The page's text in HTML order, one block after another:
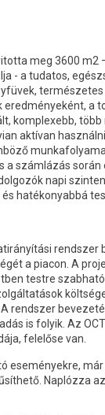
meg 3600
- a tudatos,
komplexebb,
aktívan
a számlázás
napi
hatékonyabbá
a piacon. A
testre
rendszer
is folyik. Az
felelőse van.
Naplózza